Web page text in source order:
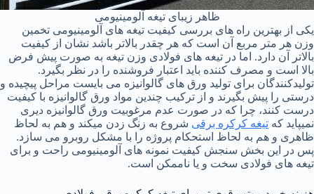
ظاهر زیبای تیغه آلومینیومی
یکی از بهترین راه های بررسی کیفیت تیغه های آلومینیومی تخمین
وزن هر متر مربع آن است که هر چقدر بالاتر باشد نشان از کیفیت
بالاتر آن دارد. اما در تیغه های فولادی وزن تیغه به صورت پیش فرض
بالا است و مصرف کننده باید اعتبار فروشنده را در نظر بگیرد.
تولیدکنندگان برای تولید ورق های گالوانیزه می بایست مراحل پیچیده و
درستی را پیش بگیرند و از ترکیب چندین مواد ورق گالوانیزه با کیفیت
درست کنند، چرا که در صورت عدم مرغوبیت ورق گالوانیزه دیری
نمیپاید که تیغه کرکره برقی شروع به زنگ زدن میکند و هم به لحاظ
ظاهری و هم به لحاظ استحکام پروژه را با مشکل روبرو می سازد.
پس در این بخش سنجش کیفیت نمونه های آلومینیومی راحت و برای
تیغه های فولادی سخت و یا ناممکن است.